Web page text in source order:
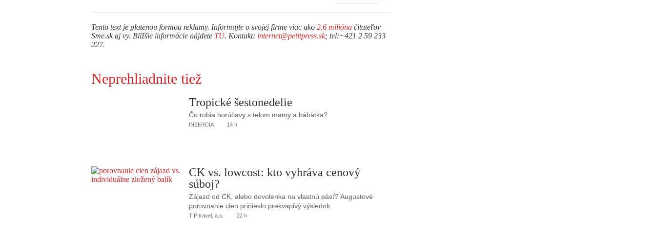
Tento text je platenou formou reklamy. Informujte o svojej firme viac ako 2,6 milióna čitateľov
Sme.sk aj vy. Bližšie informácie nájdete TU. Kontakt: internet@petitpress.sk; tel:+421 2 59 233
227.
Neprehliadnite tiež
Tropické šestonedelie
Čo robia horúčavy s telom mamy a bábätka?
INZERCIA 14 h
CK vs. lowcost: kto vyhráva cenový
súboj?
Zájazd od CK, alebo dovolenka na vlastnú päsť? Augustové
porovnanie cien prinieslo prekvapivý výsledok.
TIP travel, a.s. 22 h